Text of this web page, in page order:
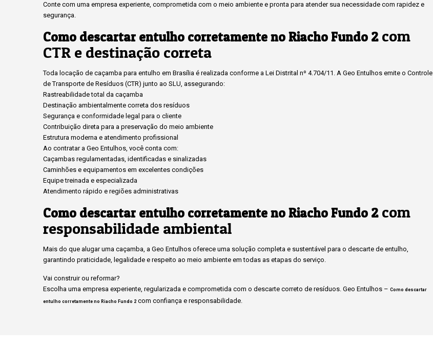
Conte com uma empresa experiente, comprometida com o meio ambiente e pronta para atender sua necessidade com rapidez e
segurança.
Como descartar entulho corretamente no Riacho Fundo 2com
CTR e destinação correta
Toda locação de caçamba para entulho em Brasília é realizada conforme a Lei Distrital nº 4.704/11. A Geo Entulhos emite o Controle
de Transporte de Resíduos (CTR) junto ao SLU, assegurando:
Rastreabilidade total da caçamba
Destinação ambientalmente correta dos resíduos
Segurança e conformidade legal para o cliente
Contribuição direta para a preservação do meio ambiente
Estrutura moderna e atendimento profissional
Ao contratar a Geo Entulhos, você conta com:
Caçambas regulamentadas, identificadas e sinalizadas
Caminhões e equipamentos em excelentes condições
Equipe treinada e especializada
Atendimento rápido e regiões administrativas
Como descartar entulho corretamente no Riacho Fundo 2com
responsabilidade ambiental
Mais do que alugar uma caçamba, a Geo Entulhos oferece uma solução completa e sustentável para o descarte de entulho,
garantindo praticidade, legalidade e respeito ao meio ambiente em todas as etapas do serviço.
Vai construir ou reformar?
Escolha uma empresa experiente, regularizada e comprometida com o descarte correto de resíduos. Geo Entulhos – Como descartar
entulho corretamente no Riacho Fundo 2 com confiança e responsabilidade.